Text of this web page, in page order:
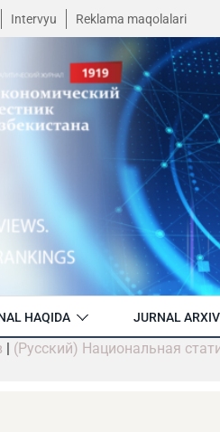
Intervyu Reklama maqolalari
HAQIDA JURNAL
| (Русский) Национальная